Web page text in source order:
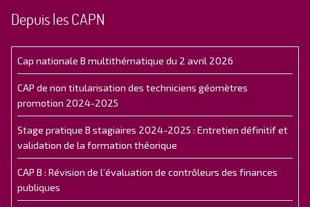
Depuis les CAPN
Cap nationale B multithématique du 2 avril 2026
CAP de non titularisation des techniciens géomètres
promotion 2024-2025
Stage pratique B stagiaires 2024-2025 : Entretien définitif et
validation de la formation théorique
CAP B : Révision de l’évaluation de contrôleurs des finances
publiques